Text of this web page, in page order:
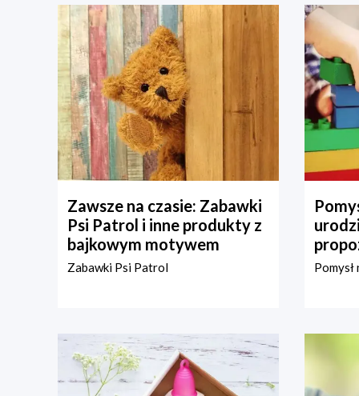
Zawsze na czasie: Zabawki
Psi Patrol i inne produkty z
bajkowym motywem
Zabawki Psi Patrol